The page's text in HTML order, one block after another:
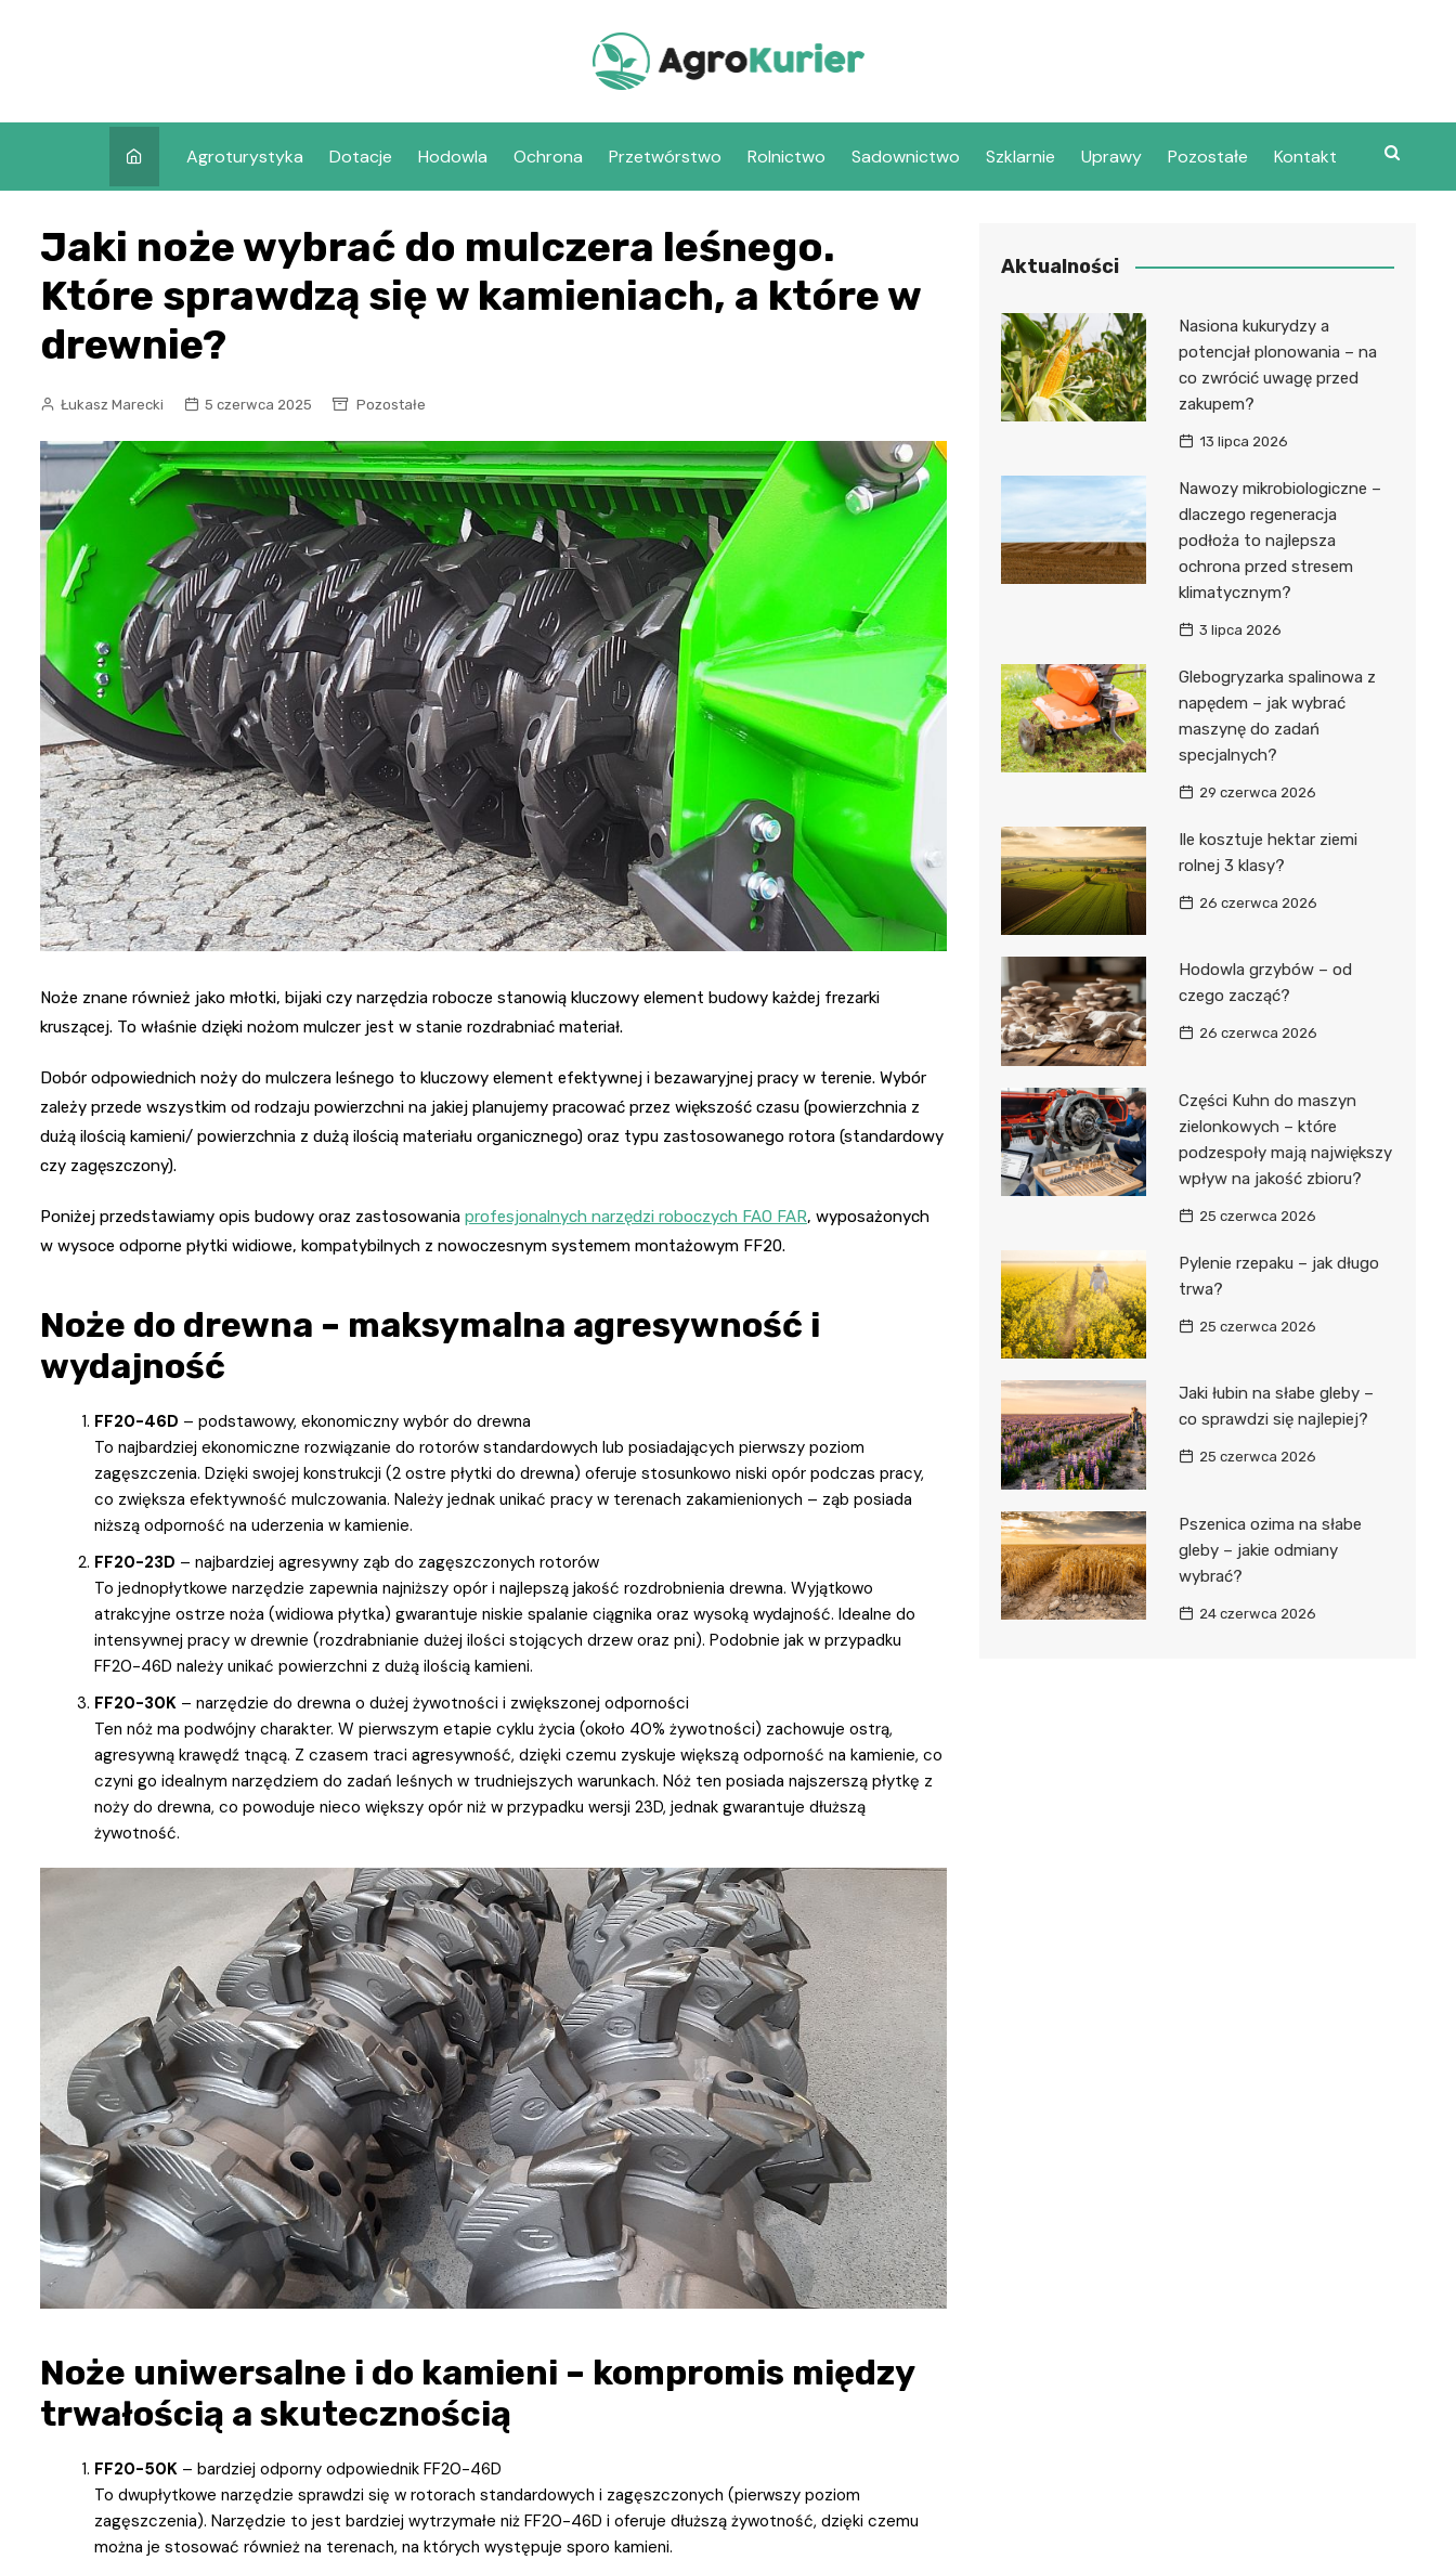
Agroturystyka Dotacje Hodowla Ochrona Przetwórstwo Rolnictwo Sadownictwo Szklarnie Uprawy Pozostałe Kontakt
Jaki noże wybrać do mulczera leśnego.
Które sprawdzą się w kamieniach, a które w
drewnie?
Łukasz Marecki 5 czerwca 2025 Pozostałe
Noże znane również jako młotki, bijaki czy narzędzia robocze stanowią kluczowy element budowy każdej frezarki
kruszącej. To właśnie dzięki nożom mulczer jest w stanie rozdrabniać materiał.
Dobór odpowiednich noży do mulczera leśnego to kluczowy element efektywnej i bezawaryjnej pracy w terenie. Wybór
zależy przede wszystkim od rodzaju powierzchni na jakiej planujemy pracować przez większość czasu (powierzchnia z
dużą ilością kamieni/ powierzchnia z dużą ilością materiału organicznego) oraz typu zastosowanego rotora (standardowy
czy zagęszczony).
Poniżej przedstawiamy opis budowy oraz zastosowania profesjonalnych narzędzi roboczych FAO FAR, wyposażonych
w wysoce odporne płytki widiowe, kompatybilnych z nowoczesnym systemem montażowym FF20.
Noże do drewna – maksymalna agresywność i
wydajność
FF20-46D – podstawowy, ekonomiczny wybór do drewna
To najbardziej ekonomiczne rozwiązanie do rotorów standardowych lub posiadających pierwszy poziom
zagęszczenia. Dzięki swojej konstrukcji (2 ostre płytki do drewna) oferuje stosunkowo niski opór podczas pracy,
co zwiększa efektywność mulczowania. Należy jednak unikać pracy w terenach zakamienionych – ząb posiada
niższą odporność na uderzenia w kamienie.
FF20-23D – najbardziej agresywny ząb do zagęszczonych rotorów
To jednopłytkowe narzędzie zapewnia najniższy opór i najlepszą jakość rozdrobnienia drewna. Wyjątkowo
atrakcyjne ostrze noża (widiowa płytka) gwarantuje niskie spalanie ciągnika oraz wysoką wydajność. Idealne do
intensywnej pracy w drewnie (rozdrabnianie dużej ilości stojących drzew oraz pni). Podobnie jak w przypadku
FF20-46D należy unikać powierzchni z dużą ilością kamieni.
FF20-30K – narzędzie do drewna o dużej żywotności i zwiększonej odporności
Ten nóż ma podwójny charakter. W pierwszym etapie cyklu życia (około 40% żywotności) zachowuje ostrą,
agresywną krawędź tnącą. Z czasem traci agresywność, dzięki czemu zyskuje większą odporność na kamienie, co
czyni go idealnym narzędziem do zadań leśnych w trudniejszych warunkach. Nóż ten posiada najszerszą płytkę z
noży do drewna, co powoduje nieco większy opór niż w przypadku wersji 23D, jednak gwarantuje dłuższą
żywotność.
Noże uniwersalne i do kamieni – kompromis między
trwałością a skutecznością
FF20-50K – bardziej odporny odpowiednik FF20-46D
To dwupłytkowe narzędzie sprawdzi się w rotorach standardowych i zagęszczonych (pierwszy poziom
zagęszczenia). Narzędzie to jest bardziej wytrzymałe niż FF20-46D i oferuje dłuższą żywotność, dzięki czemu
można je stosować również na terenach, na których występuje sporo kamieni.
Aktualności
Nasiona kukurydzy a
potencjał plonowania – na
co zwrócić uwagę przed
zakupem?
13 lipca 2026
Nawozy mikrobiologiczne –
dlaczego regeneracja
podłoża to najlepsza
ochrona przed stresem
klimatycznym?
3 lipca 2026
Glebogryzarka spalinowa z
napędem – jak wybrać
maszynę do zadań
specjalnych?
29 czerwca 2026
Ile kosztuje hektar ziemi
rolnej 3 klasy?
26 czerwca 2026
Hodowla grzybów – od
czego zacząć?
26 czerwca 2026
Części Kuhn do maszyn
zielonkowych – które
podzespoły mają największy
wpływ na jakość zbioru?
25 czerwca 2026
Pylenie rzepaku – jak długo
trwa?
25 czerwca 2026
Jaki łubin na słabe gleby –
co sprawdzi się najlepiej?
25 czerwca 2026
Pszenica ozima na słabe
gleby – jakie odmiany
wybrać?
24 czerwca 2026